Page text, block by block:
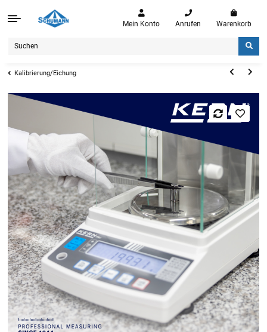
Mein Konto Anrufen Warenkorb
Kalibrierung/Eichung